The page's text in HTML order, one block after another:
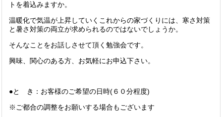
トを着込みますか。
温暖化で気温が上昇していくこれからの家づくりには、寒さ対策
と暑さ対策の両立が求められるのではないでしょうか。
そんなことをお話しさせて頂く勉強会です。
興味、関心のある方、お気軽にお申込下さい。
●と き：お客様のご希望の日時(６０分程度)
※ご都合の調整をお願いする場合もございます